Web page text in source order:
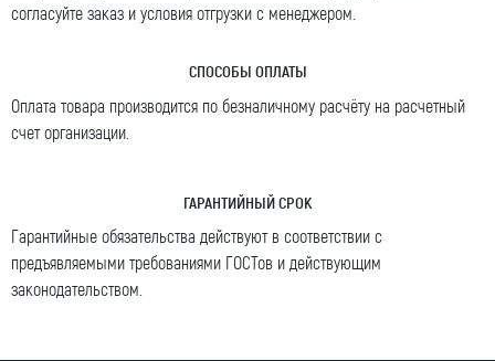
согласуйте заказ и условия отгрузки с менеджером.
СПОСОБЫ ОПЛАТЫ
Оплата товара производится по безналичному расчёту на расчетный
счет организации.
ГАРАНТИЙНЫЙ СРОК
Гарантийные обязательства действуют в соответствии с
предъявляемыми требованиями ГОСТов и действующим
законодательством.